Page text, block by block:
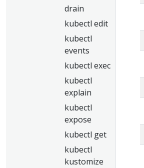
drain
kubectl edit
kubectl
events
kubectl exec
kubectl
explain
kubectl
expose
kubectl get
kubectl
kustomize